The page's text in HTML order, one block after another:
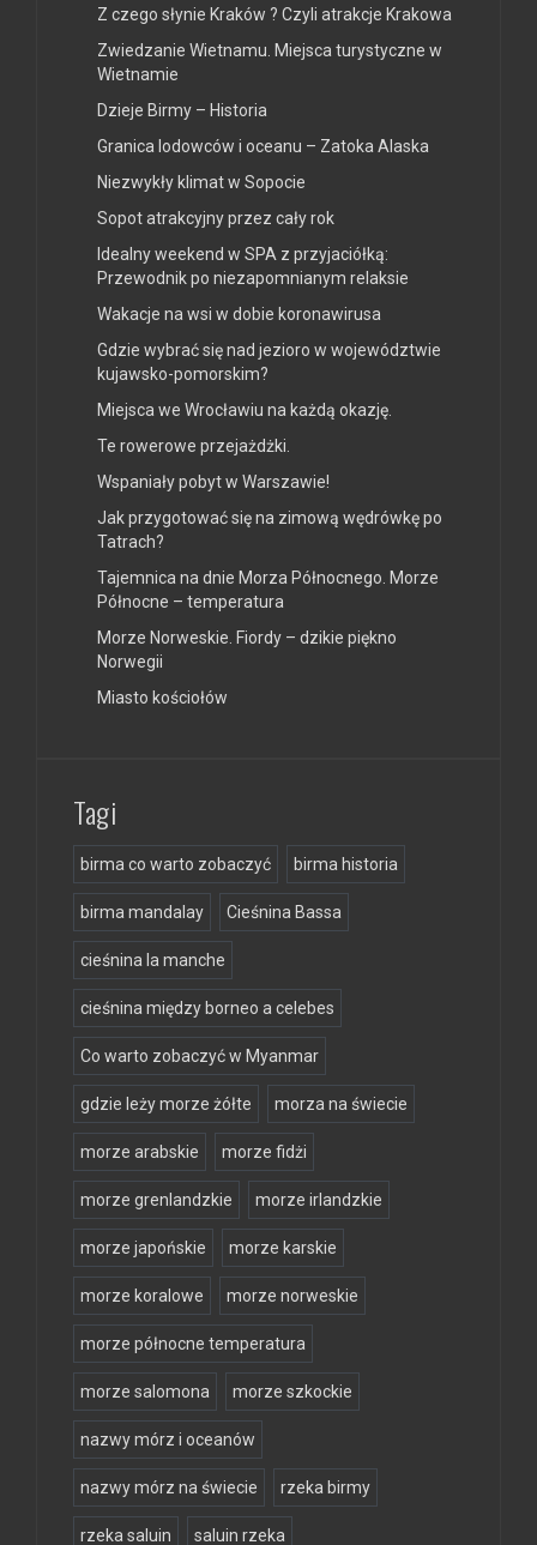
Z czego słynie Kraków ? Czyli atrakcje Krakowa
Zwiedzanie Wietnamu. Miejsca turystyczne w
Wietnamie
Dzieje Birmy – Historia
Granica lodowców i oceanu – Zatoka Alaska
Niezwykły klimat w Sopocie
Sopot atrakcyjny przez cały rok
Idealny weekend w SPA z przyjaciółką:
Przewodnik po niezapomnianym relaksie
Wakacje na wsi w dobie koronawirusa
Gdzie wybrać się nad jezioro w województwie
kujawsko-pomorskim?
Miejsca we Wrocławiu na każdą okazję.
Te rowerowe przejażdżki.
Wspaniały pobyt w Warszawie!
Jak przygotować się na zimową wędrówkę po
Tatrach?
Tajemnica na dnie Morza Północnego. Morze
Północne – temperatura
Morze Norweskie. Fiordy – dzikie piękno
Norwegii
Miasto kościołów
Tagi
birma co warto zobaczyć birma historia
birma mandalay Cieśnina Bassa
cieśnina la manche
cieśnina między borneo a celebes
Co warto zobaczyć w Myanmar
gdzie leży morze żółte morza na świecie
morze arabskie morze fidżi
morze grenlandzkie morze irlandzkie
morze japońskie morze karskie
morze koralowe morze norweskie
morze północne temperatura
morze salomona morze szkockie
nazwy mórz i oceanów
nazwy mórz na świecie rzeka birmy
rzeka saluin saluin rzeka